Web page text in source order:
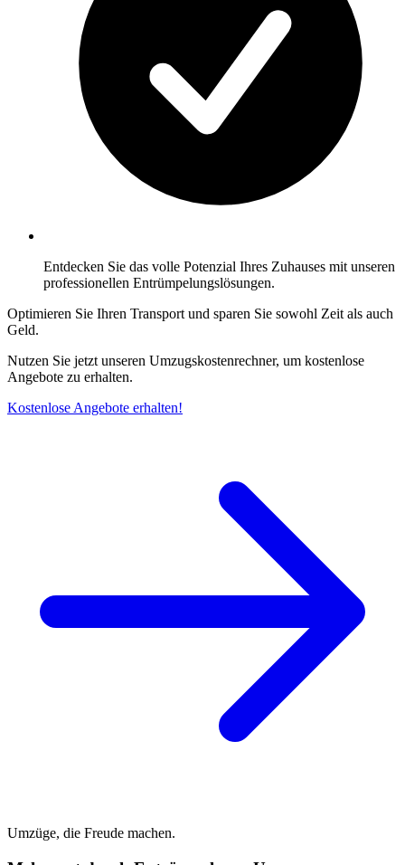
Entdecken Sie das volle Potenzial Ihres Zuhauses mit unseren
professionellen Entrümpelungslösungen.
Optimieren Sie Ihren Transport und sparen Sie sowohl Zeit als auch
Geld.
Nutzen Sie jetzt unseren Umzugskostenrechner, um kostenlose
Angebote zu erhalten.
Kostenlose Angebote erhalten!
Umzüge, die Freude machen.